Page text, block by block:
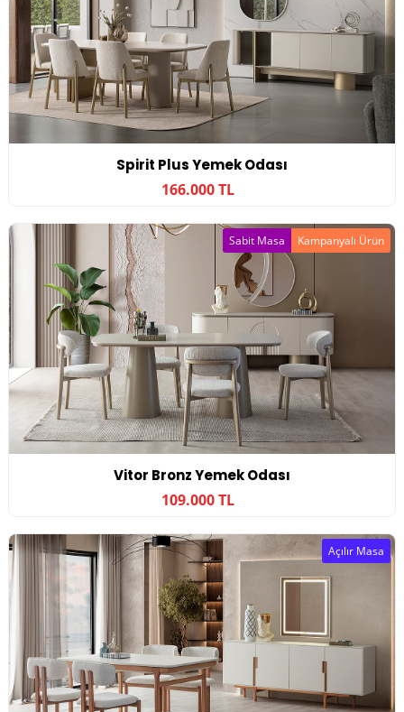
Spirit Plus Yemek Odası
166.000 TL
Vitor Bronz Yemek Odası
109.000 TL
Sabit Masa Kampanyalı Ürün
Açılır Masa